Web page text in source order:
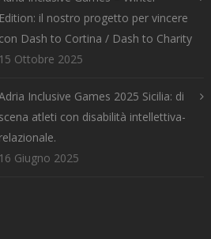
Edition: il nostro progetto per vincere
con Dash to Cortina / Dash to Charity
15 Ottobre 2025
Inclusive Games 2025 Sicilia: di
scena atleti con disabilità intellettiva-
relazionale.
16 Giugno 2025